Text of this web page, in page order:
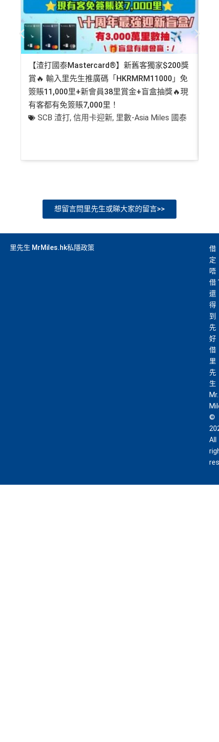
【渣打國泰Mastercard®】新舊客獨家$200獎
賞🔥 輸入里先生推廣碼「HKRMRM11000」免
簽賬11,000里+新會員38里賞金+盲盒抽獎🔥現
有客都有免簽賬7,000里！
SCB 渣打,信用卡迎新, 里數-Asia Miles 國泰
想留言問里先生或睇大家的留言>>
里先生 MrMiles.hk私隱政策
借
定
唔
借
還
得
到
先
好
借
里
先
生
Mr.
©
All